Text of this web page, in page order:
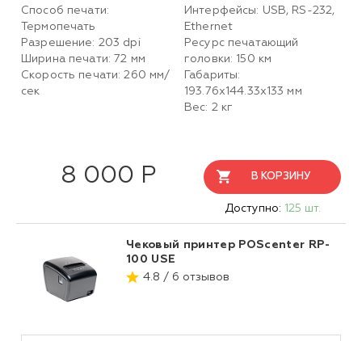
Способ печати:
Термопечать
Разрешение: 203 dpi
Ширина печати: 72 мм
Скорость печати: 260 мм/
сек
Интерфейсы: USB, RS-232,
Ethernet
Ресурс печатающий
головки: 150 км
Габариты:
193.76х144.33х133 мм
Вес: 2 кг
8 000 Р В КОРЗИНУ
Доступно: 125 шт.
Чековый принтер POScenter RP-
100 USE
4.8 / 6 отзывов